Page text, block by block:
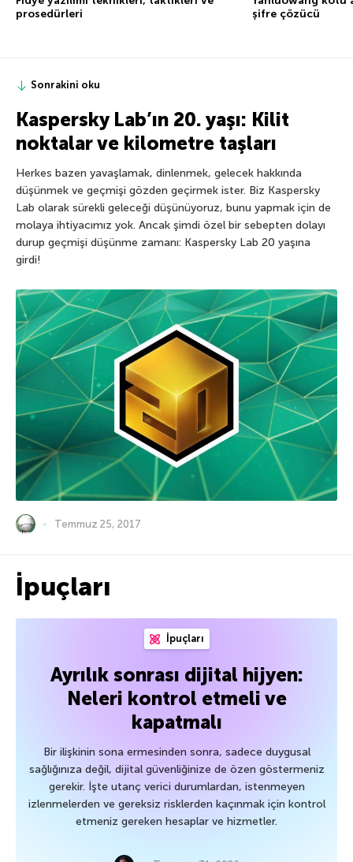
prosedürleri
şifre çözücü
Sonrakini oku
Kaspersky Lab’ın 20. yaşı: Kilit
noktalar ve kilometre taşları
Herkes bazen yavaşlamak, dinlenmek, gelecek hakkında
düşünmek ve geçmişi gözden geçirmek ister. Biz Kaspersky
Lab olarak sürekli geleceği düşünüyoruz, bunu yapmak için de
molaya ihtiyacımız yok. Ancak şimdi özel bir sebepten dolayı
durup geçmişi düşünme zamanı: Kaspersky Lab 20 yaşına
girdi!
Temmuz 25, 2017
İpuçları
İpuçları
Ayrılık sonrası dijital hijyen:
Neleri kontrol etmeli ve
kapatmalı
Bir ilişkinin sona ermesinden sonra, sadece duygusal
sağlığınıza değil, dijital güvenliğinize de özen göstermeniz
gerekir. İşte utanç verici durumlardan, istenmeyen
izlenmelerden ve gereksiz risklerden kaçınmak için kontrol
etmeniz gereken hesaplar ve hizmetler.